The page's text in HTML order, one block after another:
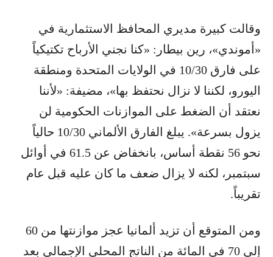
وقالت كبيرة مديري المحافظ الاستثمارية في
«أموندي»، رين بيطار: «كنا نجني الأرباح تكتيكياً
على فارق 10/30 في الولايات المتحدة ومنطقة
اليورو، لكننا لا نزال نحتفظ بها»، مضيفة: «لأننا
نعتقد أن الضغط على الموازنات الحكومية لن
يزول بسرعة». يبلغ الفارق الألماني 10/30 حالياً
نحو 56 نقطة أساس، بانخفاض عن 61.5 في أوائل
سبتمبر، لكنه لا يزال ضعف ما كان عليه قبل عام
تقريباً.
ومن المتوقع أن تزيد ألمانيا عجز موازنتها من 60
إلى 70 في المائة من الناتج المحلي الإجمالي بعد